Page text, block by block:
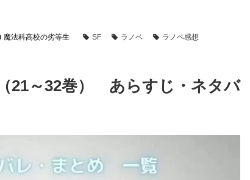
魔法科高校の劣等生 SF ラノベ ラノベ感想
21～32巻） あらすじ・ネタバ